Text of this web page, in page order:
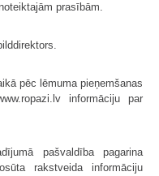
prasībām.
pēc lēmuma pieņemšanas
informāciju par
pašvaldība pagarina
rakstveida informāciju